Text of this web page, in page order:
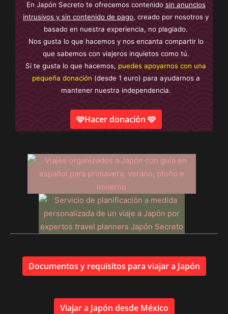
En Japón Secreto te ofrecemos contenido sin anuncios
intrusivos y sin contenido de pago, creado por nosotros y
basado en nuestra experiencia, no plagiado.
Nos gusta lo que hacemos y nos encanta compartir lo
que sabemos con viajeros inquietos como tú.
Si te gusta lo que hacemos, puedes apoyarnos con una
pequeña donación (desde 1 euro) para ayudarnos a
mantener nuestra independencia.
🩷Hacer donación 🩷
Documentos y requisitos para viajar a Japón
Viajar a Japón desde México